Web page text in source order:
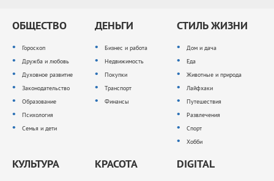
ОБЩЕСТВО
Гороскоп
Дружба и любовь
Духовное развитие
Законодательство
Образование
Психология
Семья и дети
ДЕНЬГИ
Бизнес и работа
Недвижимость
Покупки
Транспорт
Финансы
СТИЛЬ ЖИЗНИ
Дом и дача
Еда
Животные и природа
Лайфхаки
Путешествия
Развлечения
Спорт
Хобби
КУЛЬТУРА КРАСОТА DIGITAL